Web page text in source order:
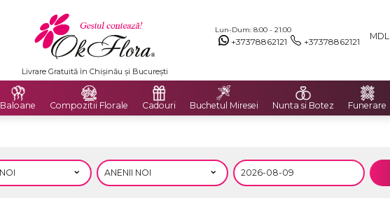
Lun-Dum: 8:00 - 21:00
+37378862121 +37378862121 MDL
Livrare Gratuită în Chișinău și București
Baloane Compozitii Florale Cadouri Buchetul Miresei Nunta si Botez Funerare